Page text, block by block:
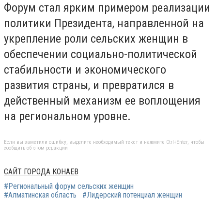
Форум стал ярким примером реализации
политики Президента, направленной на
укрепление роли сельских женщин в
обеспечении социально-политической
стабильности и экономического
развития страны, и превратился в
действенный механизм ее воплощения
на региональном уровне.
Если вы заметили ошибку, выделите необходимый текст и нажмите Ctrl+Enter, чтобы
сообщить об этом редакции
САЙТ ГОРОДА КОНАЕВ
#Региональный форум сельских женщин
#Алматинская область
#Лидерский потенциал женщин